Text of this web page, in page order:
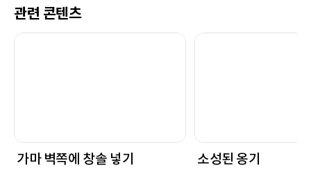
관련 콘텐츠
가마 벽쪽에 창솔 넣기 소성된 옹기